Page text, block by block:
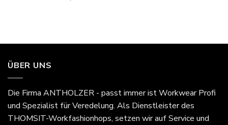
ÜBER UNS
Die Firma ANTHOLZER - passt immerist Workwear Profi
und Spezialist für Veredelung. Als Dienstleister des
THOMSIT-Workfashionhops, setzen wir auf Service und